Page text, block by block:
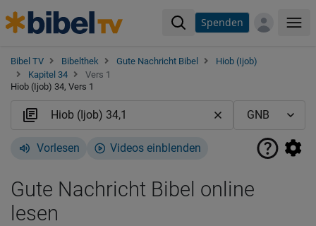
Spenden
Bibel TV Bibelthek Gute Nachricht Bibel
Hiob (Ijob)
Kapitel 34
Vers 1
Hiob (Ijob) 34, Vers 1
Vorlesen Videos einblenden
Gute Nachricht Bibel online
lesen